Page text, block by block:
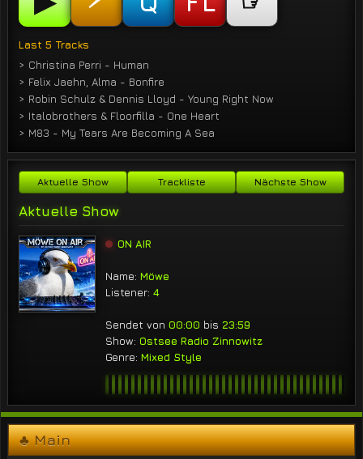
Last 5 Tracks
> Christina Perri - Human
> Felix Jaehn, Alma - Bonfire
> Robin Schulz & Dennis Lloyd - Young Right Now
> Italobrothers & Floorfilla - One Heart
> M83 - My Tears Are Becoming A Sea
Aktuelle Show Trackliste Nächste Show
Aktuelle Show
ON AIR
Name: Möwe
Listener: 4
Sendet von 00:00 bis 23:59
Show: Ostsee Radio Zinnowitz
Genre: Mixed Style
♣ Main